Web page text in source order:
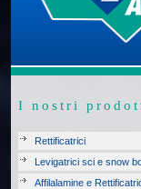
I nostri
Rettificatrici
Levigatrici sci e snow
Affilalamine e